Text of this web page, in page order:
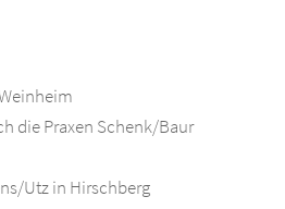
die Praxen Schenk/Baur
Utz in Hirschberg